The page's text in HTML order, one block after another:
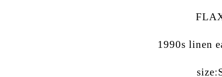
1990s linen